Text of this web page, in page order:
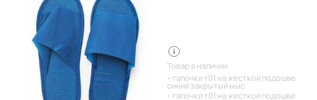
Товар в наличии:
тапочки т01 на жесткой подошве
синий закрытый мыс
тапочки т01 на жесткой подошве